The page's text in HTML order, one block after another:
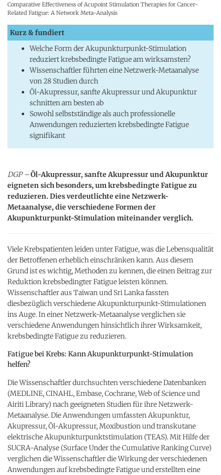
Comparative Effectiveness of Acupoint Stimulation Therapies for Cancer-
Related Fatigue: A Network Meta-Analysis
Kurz & fundiert
Welche Form der Akupunkturpunkt-Stimulation
reduziert krebsbedingte Fatigue am wirksamsten?
Wissenschaftler führten eine Netzwerk-Metaanalyse
von 28 Studien durch
Öl-Akupressur, sanfte Akupressur und Akupunktur
schnitten am besten ab
Sowohl selbstständige als auch professionelle
Anwendungen reduzierten krebsbedingte Fatigue
signifikant
DGP –Öl-Akupressur, sanfte Akupressur und Akupunktur
eigneten sich besonders, um krebsbedingte Fatigue zu
reduzieren. Dies verdeutlichte eine Netzwerk-
Metaanalyse, die verschiedene Formen der
Akupunkturpunkt-Stimulation miteinander verglich.
Viele Krebspatienten leiden unter Fatigue, was die Lebensqualität
der Betroffenen erheblich einschränken kann. Aus diesem
Grund ist es wichtig, Methoden zu kennen, die einen Beitrag zur
Reduktion krebsbedingter Fatigue leisten können.
Wissenschaftler aus Taiwan und Sri Lanka fassten
diesbezüglich verschiedene Akupunkturpunkt-Stimulationen
ins Auge. In einer Netzwerk-Metaanalyse verglichen sie
verschiedene Anwendungen hinsichtlich ihrer Wirksamkeit,
krebsbedingte Fatigue zu reduzieren.
Fatigue bei Krebs: Kann Akupunkturpunkt-Stimulation
helfen?
Die Wissenschaftler durchsuchten verschiedene Datenbanken
(MEDLINE, CINAHL, Embase, Cochrane, Web of Science und
Airiti Library) nach geeigneten Studien für ihre Netzwerk-
Metaanalyse. Die Anwendungen umfassten Akupunktur,
Akupressur, Öl-Akupressur, Moxibustion und transkutane
elektrische Akupunkturpunktstimulation (TEAS). Mit Hilfe der
SUCRA-Analyse (Surface Under the Cumulative Ranking Curve)
verglichen die Wissenschaftler die Wirkung der verschiedenen
Anwendungen auf krebsbedingte Fatigue und erstellten eine